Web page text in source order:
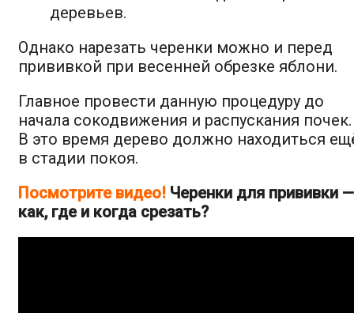
деревьев.
Однако нарезать черенки можно и перед
прививкой при весенней обрезке яблони.
Главное провести данную процедуру до
начала сокодвижения и распускания почек.
В это время дерево должно находиться
в стадии покоя.
Посмотрите видео! Черенки для прививки —
как, где и когда срезать?